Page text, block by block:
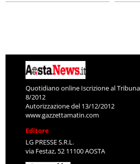
Quotidiano online Iscrizione al
8/2012
Autorizzazione del 13/12/2012
www.gazzettamatin.com
Editore
LG PRESSE S.R.L.
via Festaz, 52 11100 AOSTA